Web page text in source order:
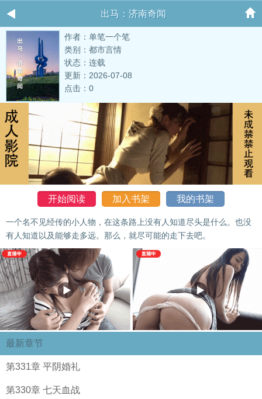
出马：济南奇闻
作者：单笔一个笔
类别：都市言情
状态：连载
更新：2026-07-08
点击：0
开始阅读 加入书架 我的书架
一个名不见经传的小人物，在这条路上没有人知道尽头是什么。也没
有人知道以及能够走多远。那么，就尽可能的走下去吧。
最新章节
第331章 平阴婚礼
第330章 七天血战